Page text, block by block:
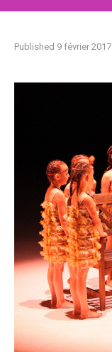
Published 9 février 2017